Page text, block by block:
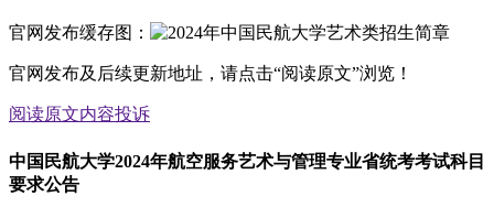
官网发布缓存图：
官网发布及后续更新地址，请点击“阅读原文”浏览！
阅读原文内容投诉
中国民航大学2024年航空服务艺术与管理专业省统考考试科目
要求公告